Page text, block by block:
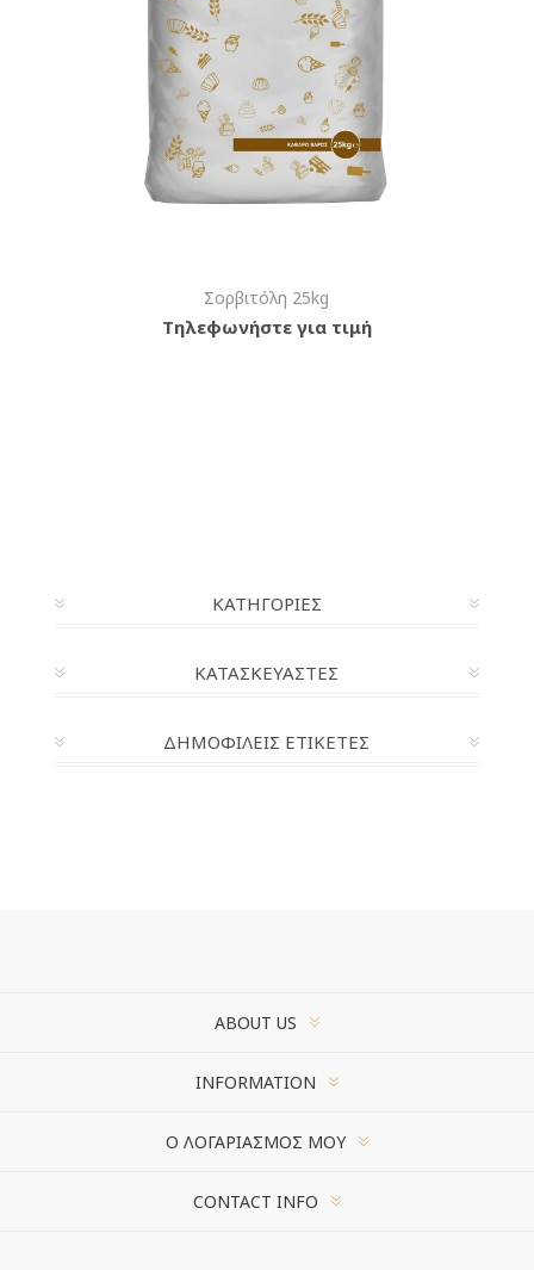
Σορβιτόλη 25kg
Τηλεφωνήστε για τιμή
ΚΑΤΗΓΟΡΊΕΣ
ΚΑΤΑΣΚΕΥΑΣΤΈΣ
ΔΗΜΟΦΙΛΕΙΣ ΕΤΙΚΕΤΕΣ
ABOUT US
INFORMATION
Ο ΛΟΓΑΡΙΑΣΜΌΣ ΜΟΥ
CONTACT INFO